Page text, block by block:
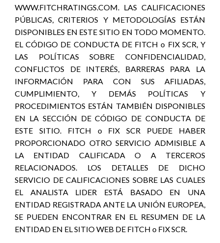
WWW.FITCHRATINGS.COM. LAS CALIFICACIONES
PÚBLICAS, CRITERIOS Y METODOLOGÍAS ESTÁN
DISPONIBLES EN ESTE SITIO EN TODO MOMENTO.
EL CÓDIGO DE CONDUCTA DE FITCH o FIX SCR, Y
LAS POLÍTICAS SOBRE CONFIDENCIALIDAD,
CONFLICTOS DE INTERÉS, BARRERAS PARA LA
INFORMACIÓN PARA CON SUS AFILIADAS,
CUMPLIMIENTO, Y DEMÁS POLÍTICAS Y
PROCEDIMIENTOS ESTÁN TAMBIÉN DISPONIBLES
EN LA SECCIÓN DE CÓDIGO DE CONDUCTA DE
ESTE SITIO. FITCH o FIX SCR PUEDE HABER
PROPORCIONADO OTRO SERVICIO ADMISIBLE A
LA ENTIDAD CALIFICADA O A TERCEROS
RELACIONADOS. LOS DETALLES DE DICHO
SERVICIO DE CALIFICACIONES SOBRE LAS CUALES
EL ANALISTA LIDER ESTÁ BASADO EN UNA
ENTIDAD REGISTRADA ANTE LA UNIÓN EUROPEA,
SE PUEDEN ENCONTRAR EN EL RESUMEN DE LA
ENTIDAD EN EL SITIO WEB DE FITCH o FIX SCR.